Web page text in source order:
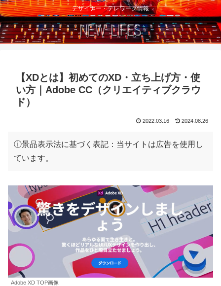
デザイナー・テレワーク情報
【XDとは】初めてのXD・立ち上げ方・使
い方｜Adobe CC（クリエイティブクラウ
ド）
2022.03.16 2024.08.26
ⓘ景品表示法に基づく表記：当サイトは広告を使用し
ています。
Adobe XD TOP画像